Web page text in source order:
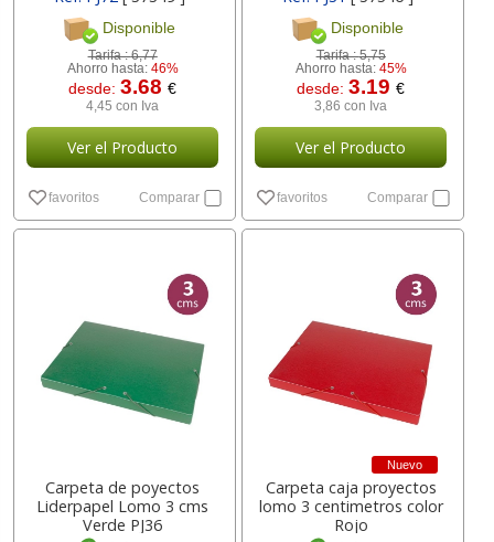
Disponible
Tarifa :6,77
Ahorro hasta: 46%
desde:3.68€
4,45 con Iva
Ver el Producto
favoritos Comparar
Disponible
Tarifa :5,75
Ahorro hasta: 45%
desde:3.19€
3,86 con Iva
Ver el Producto
favoritos Comparar
Carpeta de poyectos
Liderpapel Lomo 3 cms
Verde PJ36
Nuevo
Carpeta caja proyectos
lomo 3 centimetros color
Rojo